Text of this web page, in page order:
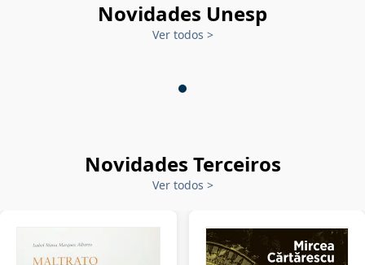
Novidades Unesp
Ver todos >
Novidades Terceiros
Ver todos >